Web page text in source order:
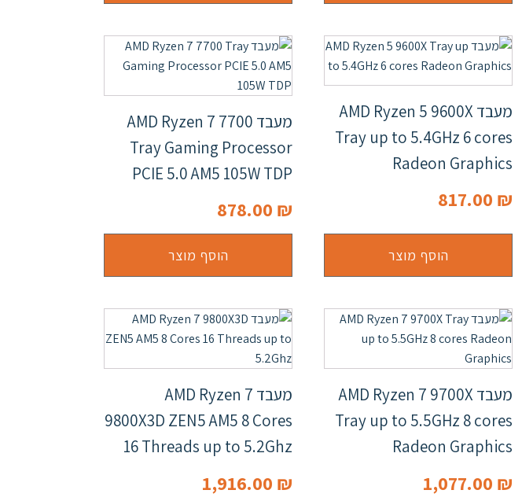
מעבד AMD Ryzen 5 9600X
Tray up to 5.4GHz 6 cores
Radeon Graphics
817.00 ₪
הוסף מוצר
מעבד AMD Ryzen 7 7700
Tray Gaming Processor
PCIE 5.0 AM5 105W TDP
878.00 ₪
הוסף מוצר
מעבד AMD Ryzen 7 9700X
Tray up to 5.5GHz 8 cores
Radeon Graphics
1,077.00 ₪
מעבד AMD Ryzen 7
9800X3D ZEN5 AM5 8 Cores
16 Threads up to 5.2Ghz
1,916.00 ₪